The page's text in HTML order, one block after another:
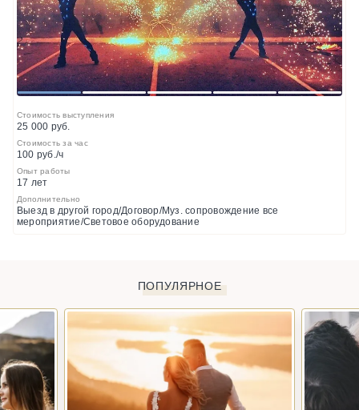
1 2 3 4 5
Стоимость выступления
25 000 руб.
Стоимость за час
100 руб./ч
Опыт работы
17 лет
Дополнительно
Выезд в другой город/Договор/Муз. сопровождение все
мероприятие/Световое оборудование
ПОПУЛЯРНОЕ